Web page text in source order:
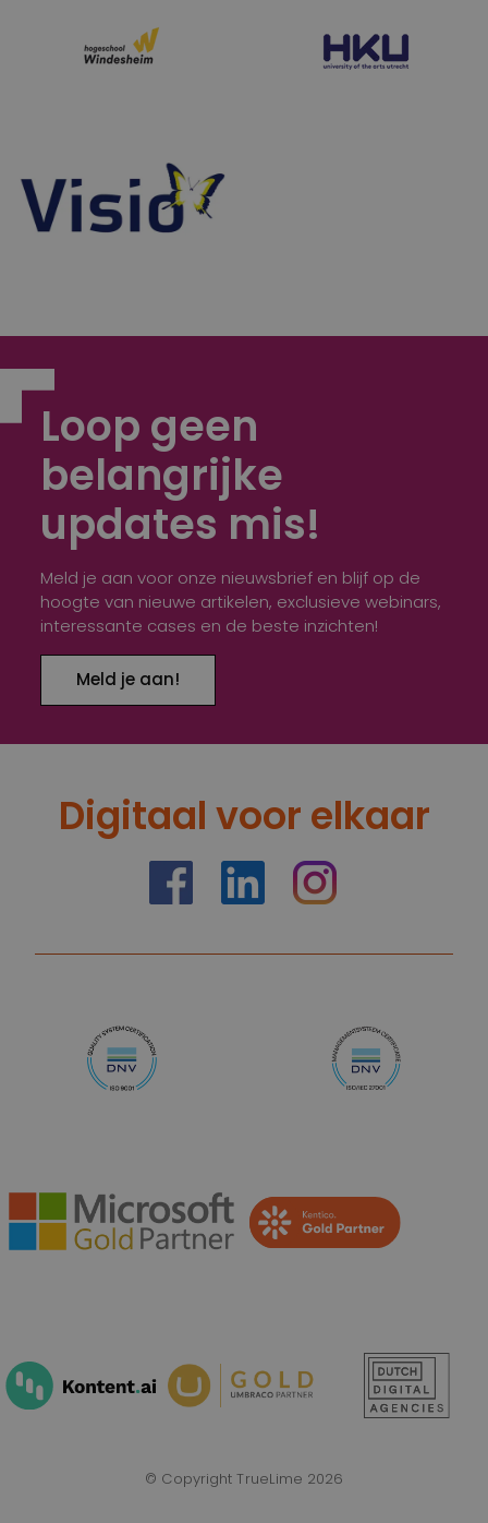
Loop geen
belangrijke
updates mis!
Meld je aan voor onze nieuwsbrief en blijf op de
hoogte van nieuwe artikelen, exclusieve webinars,
interessante cases en de beste inzichten!
Meld je aan!
Digitaal voor elkaar
© Copyright TrueLime 2026